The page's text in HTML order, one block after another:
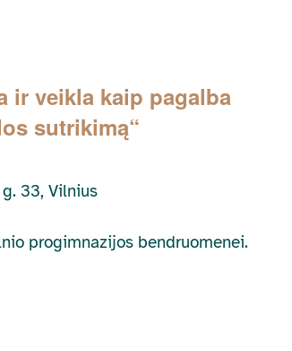
ir veikla kaip pagalba
sutrikimą“
33, Vilnius
progimnazijos bendruomenei.